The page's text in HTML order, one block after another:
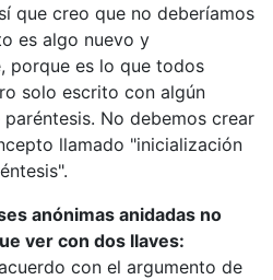
que creo que no deberíamos
es algo nuevo y
porque es lo que todos
solo escrito con algún
No debemos crear
llamado "inicialización
anónimas anidadas no
ver con dos llaves:
con el argumento de